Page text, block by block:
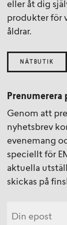
eller åt dig
produkter för
åldrar.
NÄTBUTIK
Prenumerera
Genom att
nyhetsbrev
evenemang
speciellt för
aktuella
skickas på